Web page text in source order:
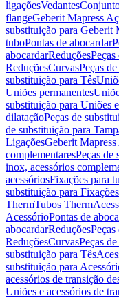
ligaçõesVedantes
flangeGeberit Mapress
substituição para Geberit
tuboPontas de abocardar
abocardarReduções
ReduçõesCurvasPeças
substituição para Tês
Uniões permanentes
substituição para Uniões
dilataçãoPeças de
de substituição para
LigaçõesGeberit
complementaresPeças de
inox, acessórios
acessóriosFixações para
substituição para
ThermTubos Therm
AcessórioPontas de
abocardarReduções
ReduçõesCurvasPeças
substituição para Tês
substituição para
acessórios de transição
Uniões e acessórios de